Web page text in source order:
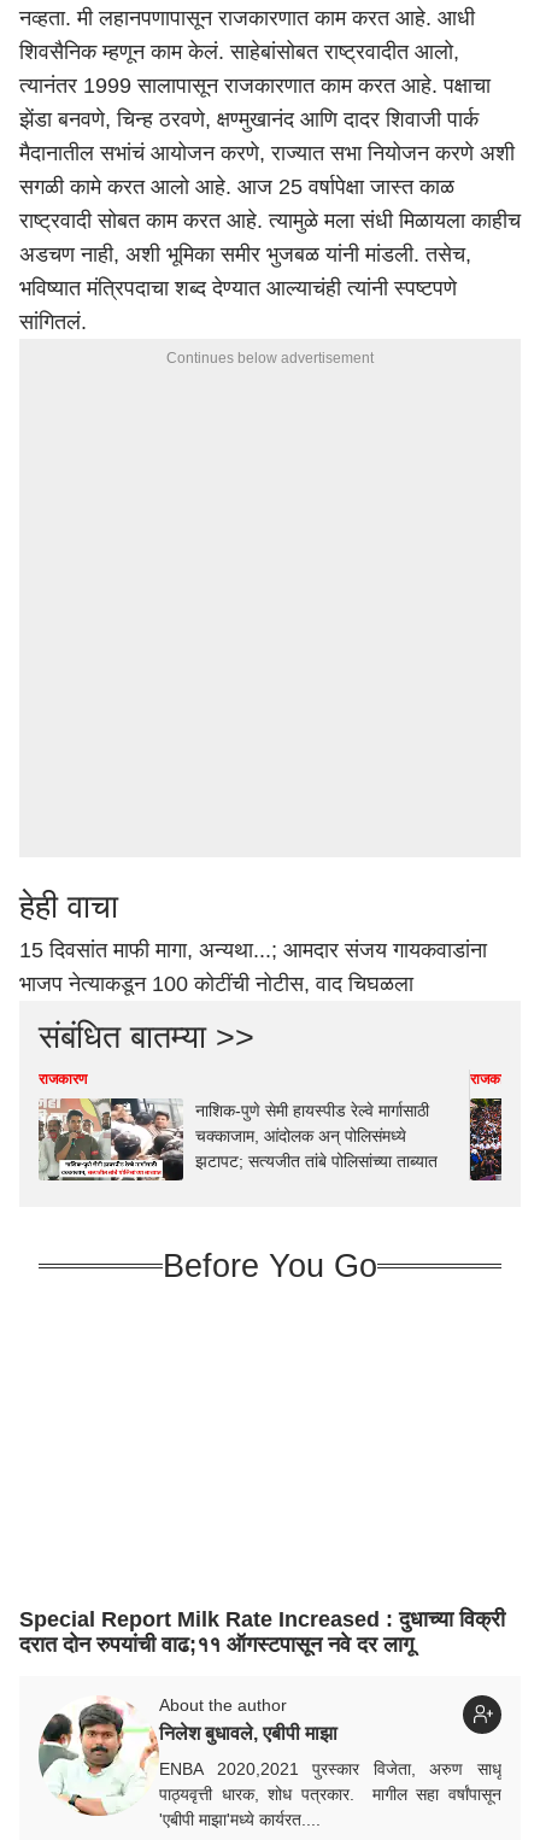
नव्हता. मी लहानपणापासून राजकारणात काम करत आहे. आधी
शिवसैनिक म्हणून काम केलं. साहेबांसोबत राष्ट्रवादीत आलो,
त्यानंतर 1999 सालापासून राजकारणात काम करत आहे. पक्षाचा
झेंडा बनवणे, चिन्ह ठरवणे, क्षण्मुखानंद आणि दादर शिवाजी पार्क
मैदानातील सभांचं आयोजन करणे, राज्यात सभा नियोजन करणे अशी
सगळी कामे करत आलो आहे. आज 25 वर्षापेक्षा जास्त काळ
राष्ट्रवादी सोबत काम करत आहे. त्यामुळे मला संधी मिळायला काहीच
अडचण नाही, अशी भूमिका समीर भुजबळ यांनी मांडली. तसेच,
भविष्यात मंत्रि‍पदाचा शब्द देण्यात आल्याचंही त्यांनी स्पष्टपणे
सांगितलं.
Continues below advertisement
हेही वाचा
15 दिवसांत माफी मागा, अन्यथा...; आमदार संजय गायकवाडांना
भाजप नेत्याकडून 100 कोटींची नोटीस, वाद चिघळला
संबंधित बातम्या >>
राजकारण
नाशिक-पुणे सेमी हायस्पीड रेल्वे मार्गासाठी
चक्काजाम, आंदोलक अन् पोलिसंमध्ये
झटापट; सत्यजीत तांबे पोलिसांच्या ताब्यात
राजकारण
Before You Go
Special Report Milk Rate Increased : दुधाच्या विक्री
दरात दोन रुपयांची वाढ;११ ऑगस्टपासून नवे दर लागू
About the author
निलेश बुधावले, एबीपी माझा
ENBA 2020,2021 पुरस्कार विजेता, अरुण साधू
पाठ्यवृत्ती धारक, शोध पत्रकार. मागील सहा वर्षांपासून
'एबीपी माझा'मध्ये कार्यरत....